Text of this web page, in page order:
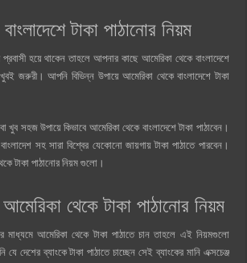
টাকা পাঠানোর নিয়ম
হয়ে থাকেন তাহলে আপনার কাছে আমেরিকা থেকে বাংলাদেশে
খুবই জরুরী। আপনি বিভিন্ন উপায়ে আমেরিকা থেকে বাংলাদেশে টাকা
সহজ উপায়ে কিভাবে আমেরিকা থেকে বাংলাদেশে টাকা পাঠাবেন।
সহ সারা বিশ্বের যেকোনো জায়গায় টাকা পাঠাতে পারবেন।
টাকা পাঠানোর নিয়ম গুলো।
থেকে টাকা পাঠানোর নিয়ম
মাধ্যমে আমেরিকা থেকে টাকা পাঠাতে চান তাহলে এই নিয়মগুলো
দেশের ব্যাংকে টাকা পাঠাতে চাচ্ছেন সেই ব্যাংকের মানি এক্সচেঞ্জ